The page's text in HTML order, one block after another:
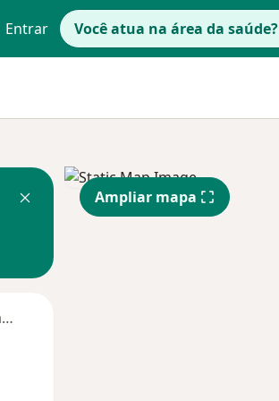
Entrar Você atua na área da saúde?
Segunda-feira
Ampliar mapa